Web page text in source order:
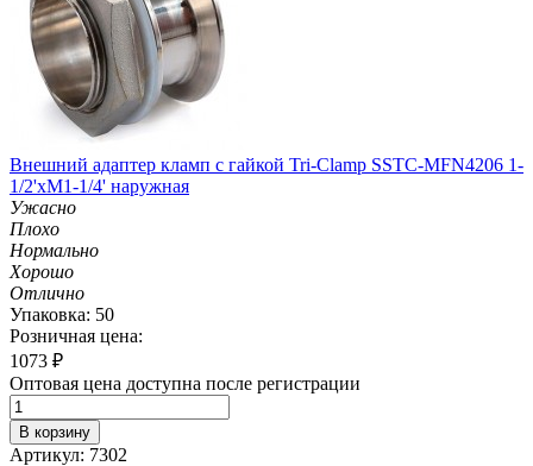
Внешний адаптер кламп с гайкой Tri-Clamp SSTC-MFN4206 1-
1/2'хM1-1/4' наружная
Ужасно
Плохо
Нормально
Хорошо
Отлично
Упаковка: 50
Розничная цена:
1073 ₽
Оптовая цена доступна после регистрации
В корзину
Артикул: 7302